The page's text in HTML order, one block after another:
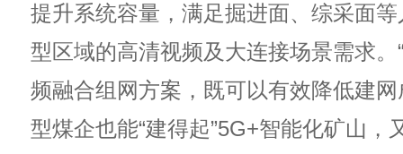
提升系统容量，满足掘进面、综采面
型区域的高清视频及大连接场景需求。
频融合组网方案，既可以有效降低建
型煤企也能“建得起”5G+智能化矿山，